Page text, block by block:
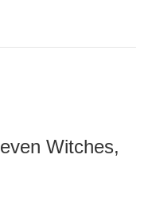
Witches,